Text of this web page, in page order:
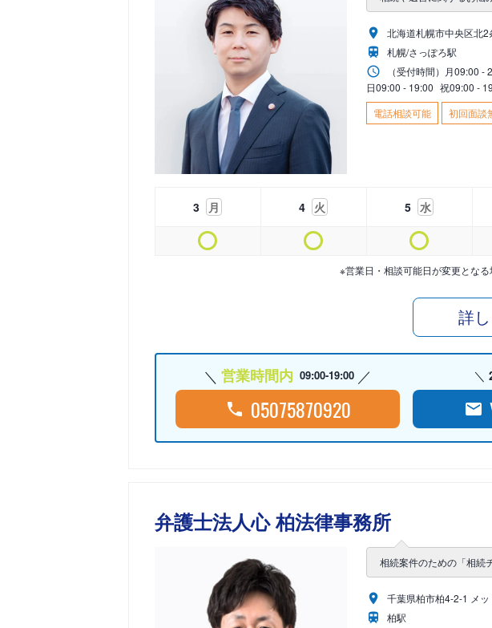
北海道札幌市中央区北
札幌/さっぽろ駅
（受付時間） 月09:00 -
日09:00 - 19:00 祝09:00 -
電話相談可能
初回面談
3 月 4 火 5 水
※営業日・相談可能日が変更とな
詳
営業時間内 09:00-19:00
05075870920
弁護士法人心 柏法律事務所
相続案件のための「相続
千葉県柏市柏4-2-1 メ
柏駅